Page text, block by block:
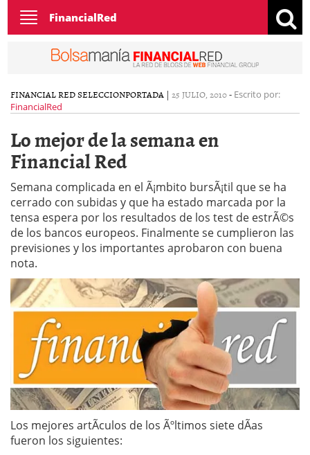
Toggle
navigation
FinancialRed
FINANCIAL RED SELECCIONPORTADA | 25 JULIO, 2010- Escrito por:
FinancialRed
Lo mejor de la semana en
Financial Red
Semana complicada en el Ã¡mbito bursÃ¡til que se ha
cerrado con subidas y que ha estado marcada por la
tensa espera por los resultados de los test de estrÃ©s
de los bancos europeos. Finalmente se cumplieron las
previsiones y los importantes aprobaron con buena
nota.
Los mejores artÃ­culos de los Ãºltimos siete dÃ­as
fueron los siguientes: